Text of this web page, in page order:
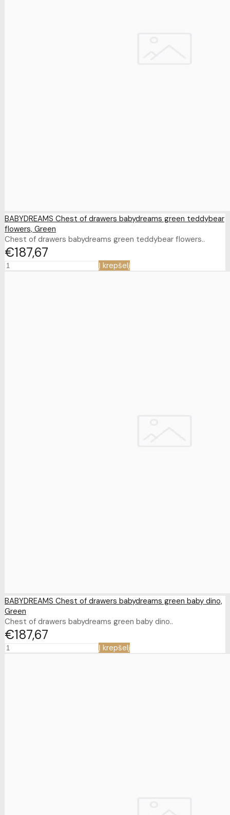
BABYDREAMS Chest of drawers babydreams green teddybear
flowers, Green
Chest of drawers babydreams green teddybear flowers..
€18767
Į krepšelį
BABYDREAMS Chest of drawers babydreams green baby dino,
Green
Chest of drawers babydreams green baby dino..
€18767
Į krepšelį